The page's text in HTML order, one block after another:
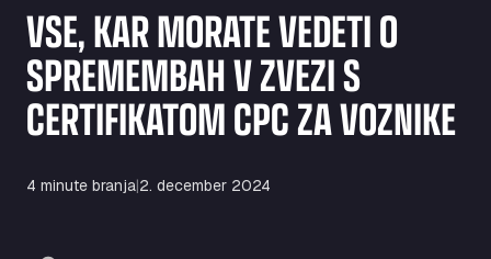
VSE, KAR MORATE VEDETI O
SPREMEMBAH V ZVEZI S
CERTIFIKATOM CPC ZA VOZNIKE
4 minute branja|2. december 2024